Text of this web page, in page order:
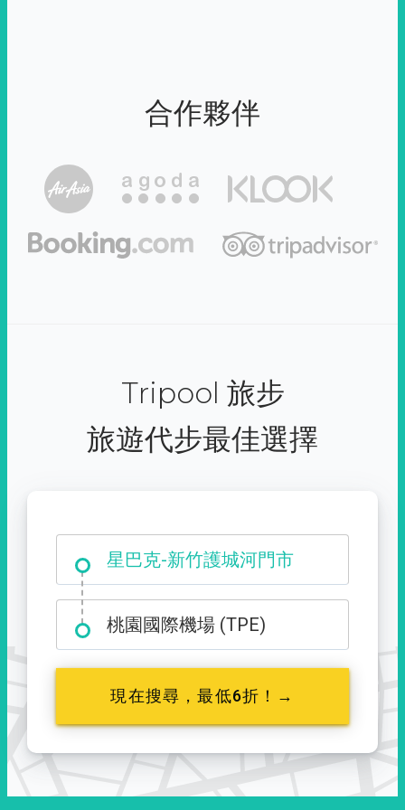
合作夥伴
Tripool 旅步
旅遊代步最佳選擇
大霸尖山登山口
桃園國際機場 (TPE)
現在搜尋，最低6折！→